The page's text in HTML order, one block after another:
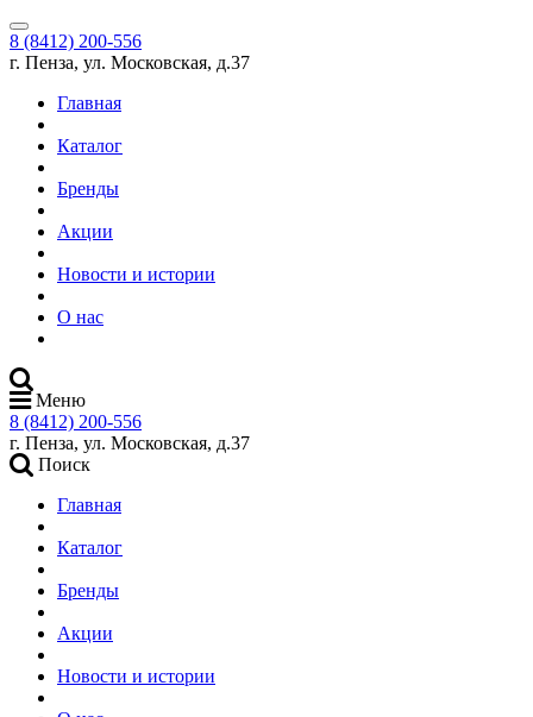
8 (8412) 200-556
г. Пенза, ул. Московская, д.37
Главная
Каталог
Бренды
Акции
Новости и истории
О нас
Меню
8 (8412) 200-556
г. Пенза, ул. Московская, д.37
Поиск
Главная
Каталог
Бренды
Акции
Новости и истории